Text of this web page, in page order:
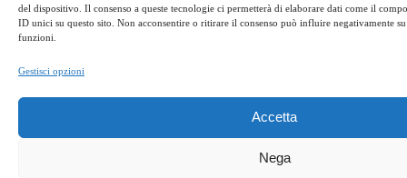
del dispositivo. Il consenso a queste tecnologie ci permetterà di elaborare dati come il
ID unici su questo sito. Non acconsentire o ritirare il consenso può influire negativamente
funzioni.
Gestisci opzioni
Accetta
Nega
oltre che al gusto, anche e soprattutto
quella che viene dalla natura e che non